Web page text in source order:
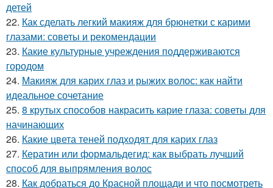
детей
22. Как сделать легкий макияж для брюнетки с карими
глазами: советы и рекомендации
23. Какие культурные учреждения поддерживаются
городом
24. Макияж для карих глаз и рыжих волос: как найти
идеальное сочетание
25. 8 крутых способов накрасить карие глаза: советы для
начинающих
26. Какие цвета теней подходят для карих глаз
27. Кератин или формальдегид: как выбрать лучший
способ для выпрямления волос
28. Как добраться до Красной площади и что посмотреть